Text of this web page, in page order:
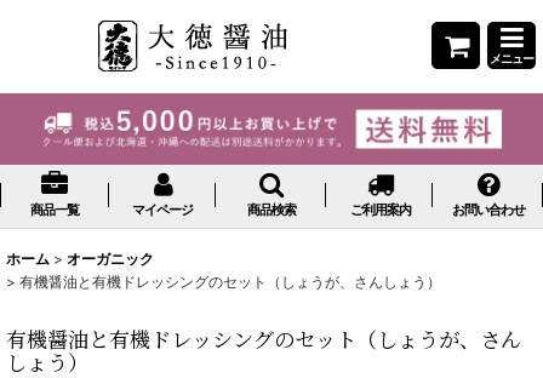
メニュー
商品一覧 マイページ 商品検索 ご利用案内 お問い合わせ
ホーム > オーガニック
> 有機醤油と有機ドレッシングのセット（しょうが、さんしょう）
有機醤油と有機ドレッシングのセット（しょうが、さん
しょう）